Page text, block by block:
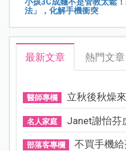
小孩3C成癮不是管教太鬆
法」，化解手機衝突
最新文章 熱門文章
醫師專欄 立秋後秋燥
名人家庭 Janet謝怡芬
部落客專欄 不買手機